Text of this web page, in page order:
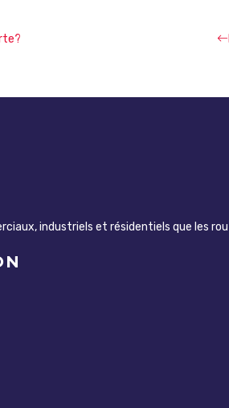
industriels et résidentiels que les